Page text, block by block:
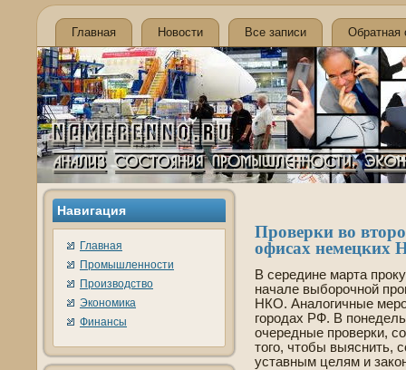
Главная Новости Все записи Обратная
Навигация
Главная
Промышленности
Производство
Экономика
Финансы
Прове­рки во
офисах
В середине марта
начале выборочной
НКО. Аналогичные
городах РФ. В
очередные прове­рки,
того, чтобы выяснить,
уставным целям и